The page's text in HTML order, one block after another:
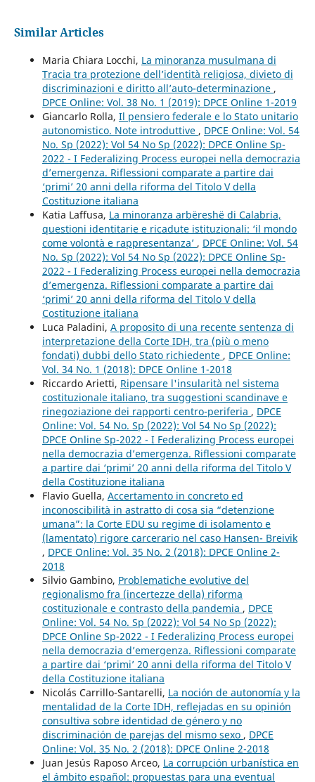
Similar Articles
Maria Chiara Locchi, La minoranza musulmana di
Tracia tra protezione dell’identità religiosa, divieto di
discriminazioni e diritto all’auto-determinazione ,
DPCE Online: Vol. 38 No. 1 (2019): DPCE Online 1-2019
Giancarlo Rolla, Il pensiero federale e lo Stato unitario
autonomistico. Note introduttive , DPCE Online: Vol. 54
No. Sp (2022): Vol 54 No Sp (2022): DPCE Online Sp-
2022 - I Federalizing Process europei nella democrazia
d’emergenza. Riflessioni comparate a partire dai
‘primi’ 20 anni della riforma del Titolo V della
Costituzione italiana
Katia Laffusa, La minoranza arbëreshë di Calabria,
questioni identitarie e ricadute istituzionali: ‘il mondo
come volontà e rappresentanza’ , DPCE Online: Vol. 54
No. Sp (2022): Vol 54 No Sp (2022): DPCE Online Sp-
2022 - I Federalizing Process europei nella democrazia
d’emergenza. Riflessioni comparate a partire dai
‘primi’ 20 anni della riforma del Titolo V della
Costituzione italiana
Luca Paladini, A proposito di una recente sentenza di
interpretazione della Corte IDH, tra (più o meno
fondati) dubbi dello Stato richiedente , DPCE Online:
Vol. 34 No. 1 (2018): DPCE Online 1-2018
Riccardo Arietti, Ripensare l'insularità nel sistema
costituzionale italiano, tra suggestioni scandinave e
rinegoziazione dei rapporti centro-periferia , DPCE
Online: Vol. 54 No. Sp (2022): Vol 54 No Sp (2022):
DPCE Online Sp-2022 - I Federalizing Process europei
nella democrazia d’emergenza. Riflessioni comparate
a partire dai ‘primi’ 20 anni della riforma del Titolo V
della Costituzione italiana
Flavio Guella, Accertamento in concreto ed
inconoscibilità in astratto di cosa sia “detenzione
umana”: la Corte EDU su regime di isolamento e
(lamentato) rigore carcerario nel caso Hansen- Breivik
, DPCE Online: Vol. 35 No. 2 (2018): DPCE Online 2-
2018
Silvio Gambino, Problematiche evolutive del
regionalismo fra (incertezze della) riforma
costituzionale e contrasto della pandemia , DPCE
Online: Vol. 54 No. Sp (2022): Vol 54 No Sp (2022):
DPCE Online Sp-2022 - I Federalizing Process europei
nella democrazia d’emergenza. Riflessioni comparate
a partire dai ‘primi’ 20 anni della riforma del Titolo V
della Costituzione italiana
Nicolás Carrillo-Santarelli, La noción de autonomía y la
mentalidad de la Corte IDH, reflejadas en su opinión
consultiva sobre identidad de género y no
discriminación de parejas del mismo sexo , DPCE
Online: Vol. 35 No. 2 (2018): DPCE Online 2-2018
Juan Jesús Raposo Arceo, La corrupción urbanística en
el ámbito español: propuestas para una eventual